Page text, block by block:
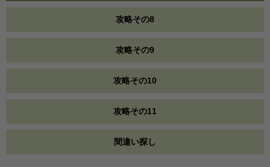
攻略その8
攻略その9
攻略その10
攻略その11
間違い探し